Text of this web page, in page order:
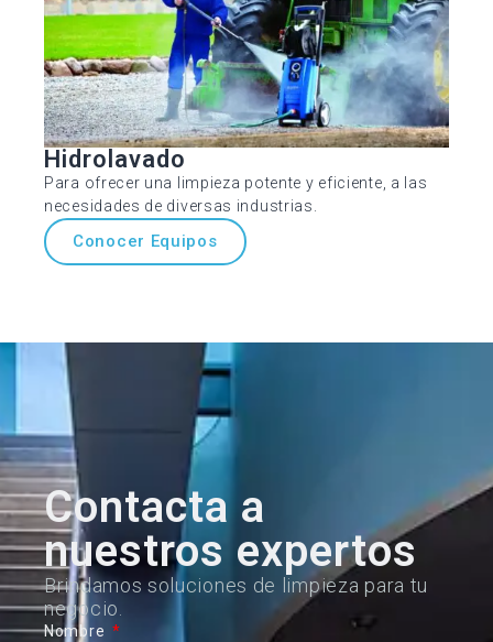
Hidrolavado
Para ofrecer una limpieza potente y eficiente, a las
necesidades de diversas industrias.
Conocer Equipos
Contacta a
nuestros expertos
Brindamos soluciones de limpieza para tu
negocio.
Nombre